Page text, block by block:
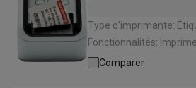
Type d'imprimante:
Fonctionnalités: Imprimer | Imprimante
Impression couleur | Wi-Fi: Wifi | Lieu
Comparer